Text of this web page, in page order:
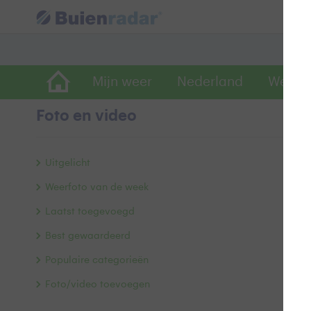
Mijn weer Nederland
Foto en video
Uitgelicht
Weerfoto van de week
Laatst toegevoegd
Best gewaardeerd
Populaire categorieën
Foto/video toevoegen